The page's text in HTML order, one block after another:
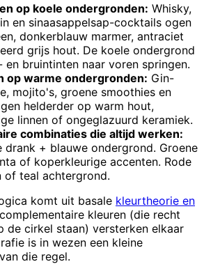
op koele ondergronden: Whisky,
en sinaasappelsap-cocktails ogen
donkerblauw marmer, antraciet
grijs hout. De koele ondergrond
en bruintinten naar voren springen.
op warme ondergronden: Gin-
mojito's, groene smoothies en
helderder op warm hout,
linnen of ongeglazuurd keramiek.
combinaties die altijd werken:
drank + blauwe ondergrond. Groene
of koperkleurige accenten. Rode
of teal achtergrond.
komt uit basale kleurtheorie en
kleuren (die recht
de cirkel staan) versterken elkaar
is in wezen een kleine
die regel.